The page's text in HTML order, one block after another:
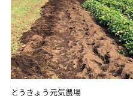
とうきょう元気農場